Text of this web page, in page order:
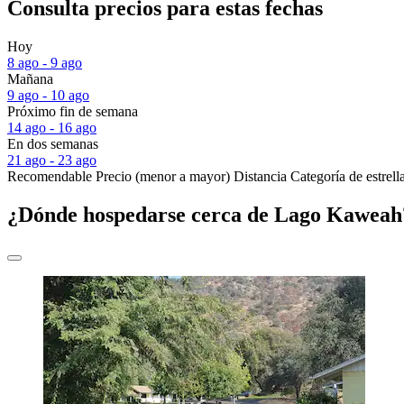
Consulta precios para estas fechas
Hoy
8 ago - 9 ago
Mañana
9 ago - 10 ago
Próximo fin de semana
14 ago - 16 ago
En dos semanas
21 ago - 23 ago
Recomendable Precio (menor a mayor) Distancia Categoría de
¿Dónde hospedarse cerca de Lago